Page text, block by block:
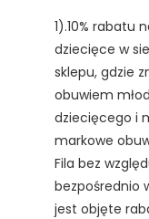
1).10% rabatu
dziecięce w
sklepu, gdzie
obuwiem
dziecięcego i
markowe
Fila bez
bezpośrednio
jest objęte